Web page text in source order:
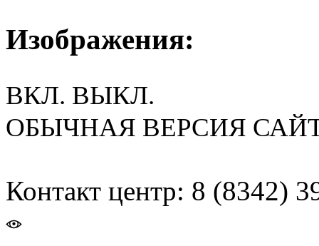
Изображения:
ВКЛ. ВЫКЛ.
ОБЫЧНАЯ ВЕРСИЯ
Контакт центр: 8 (8342)